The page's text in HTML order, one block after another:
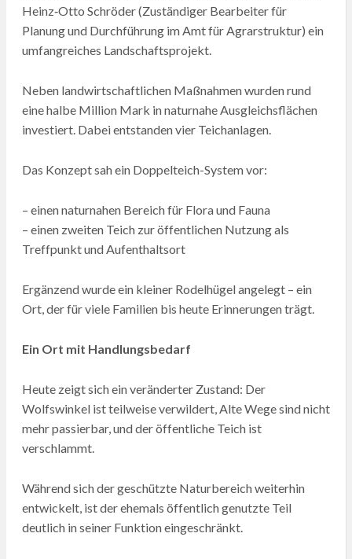
Heinz‑Otto Schröder (Zuständiger Bearbeiter für
Planung und Durchführung im Amt für Agrarstruktur) ein
umfangreiches Landschaftsprojekt.
Neben landwirtschaftlichen Maßnahmen wurden rund
eine halbe Million Mark in naturnahe Ausgleichsflächen
investiert. Dabei entstanden vier Teichanlagen.
Das Konzept sah ein Doppelteich-System vor:
– einen naturnahen Bereich für Flora und Fauna
– einen zweiten Teich zur öffentlichen Nutzung als
Treffpunkt und Aufenthaltsort
Ergänzend wurde ein kleiner Rodelhügel angelegt – ein
Ort, der für viele Familien bis heute Erinnerungen trägt.
Ein Ort mit Handlungsbedarf
Heute zeigt sich ein veränderter Zustand: Der
Wolfswinkel ist teilweise verwildert, Alte Wege sind nicht
mehr passierbar, und der öffentliche Teich ist
verschlammt.
Während sich der geschützte Naturbereich weiterhin
entwickelt, ist der ehemals öffentlich genutzte Teil
deutlich in seiner Funktion eingeschränkt.